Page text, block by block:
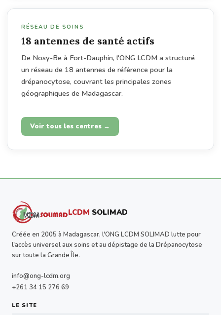
RÉSEAU DE SOINS
18 antennes de santé actifs
De Nosy-Be à Fort-Dauphin, l'ONG LCDM a structuré
un réseau de 18 antennes de référence pour la
drépanocytose, couvrant les principales zones
géographiques de Madagascar.
Voir tous les centres →
LCDM SOLIMAD
Créée en 2005 à Madagascar, l'ONG LCDM SOLIMAD lutte pour
l'accès universel aux soins et au dépistage de la Drépanocytose
sur toute la Grande Île.
info@ong-lcdm.org
+261 34 15 276 69
LE SITE